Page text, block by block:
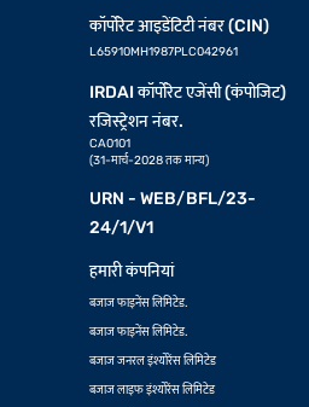
कॉर्पोरेट आइडेंटिटी नंबर (CIN)
L65910MH1987PLC042961
IRDAI कॉर्पोरेट एजेंसी (कंपोजिट)
रजिस्ट्रेशन नंबर.
CA0101
(31-मार्च-2028 तक मान्य)
URN - WEB/BFL/23-
24/1/V1
हमारी कंपनियां
बजाज फाइनेंस लिमिटेड.
बजाज फाइनेंस लिमिटेड.
बजाज जनरल इंश्योरेंस लिमिटेड
बजाज लाइफ इंश्योरेंस लिमिटेड